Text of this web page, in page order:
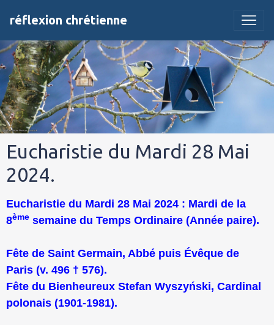
réflexion chrétienne
Eucharistie du Mardi 28 Mai
2024.
Eucharistie du Mardi 28 Mai 2024 : Mardi de la
8ème semaine du Temps Ordinaire (Année paire).
Fête de Saint Germain, Abbé puis Évêque de
Paris (v. 496 † 576).
Fête du Bienheureux Stefan Wyszyński, Cardinal
polonais (1901-1981).